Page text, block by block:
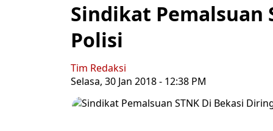
Sindikat Pemalsuan
Polisi
Tim Redaksi
Selasa, 30 Jan 2018 - 12:38 PM